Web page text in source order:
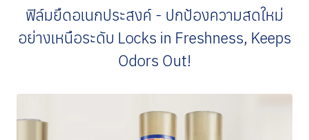
ธุรกิจของเรา
ฟิล์มยืดอเนกประสงค์ - ปกป้องความสดใหม่
อย่างเหนือระดับ Locks in Freshness, Keeps
Odors Out!